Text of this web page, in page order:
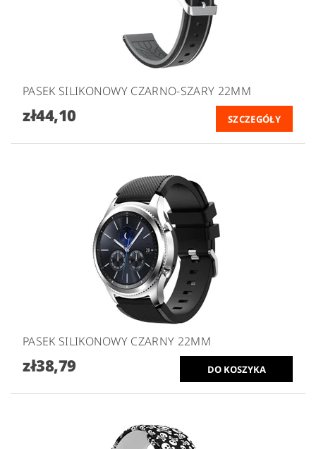
PASEK SILIKONOWY CZARNO-SZARY 22MM
zł44,10 SZCZEGÓŁY
PASEK SILIKONOWY CZARNY 22MM
zł38,79